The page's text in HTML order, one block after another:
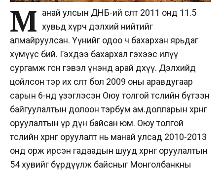
М анай улсын ДНБ-ий өсөлт 2011 онд 11.5
хувьд хүрч дэлхий нийтийг
алмайруулсан. Үүнийг одоо ч бахархан ярьдаг
хүмүүс бий. Гэхдээ бахархал гэхээс илүү
сургамж өгсөн гэвэл үнэнд арай дөхүү. Дэлхийд
цойлсон тэр их өсөлт бол 2009 оны аравдугаар
сарын 6-нд үзэглэсэн Оюу толгой төслийн бүтээн
байгуулалтын долоон тэрбум ам.долларын хөрөнгө
оруулалтын үр дүн байсан юм. Оюу толгой
төслийн хөрөнгө оруулалт нь манай улсад 2010-2013
онд орж ирсэн гадаадын шууд хөрөнгө оруулалтын
54 хувийг бүрдүүлж байсныг Монголбанкны